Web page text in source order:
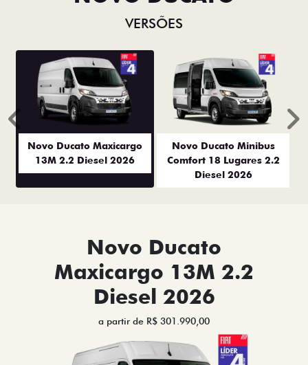
VERSÕES
Novo Ducato Maxicargo
13M 2.2 Diesel 2026
Novo Ducato Minibus
Comfort 18 Lugares 2.2
Diesel 2026
Anterior
Novo Ducato
Maxicargo 13M 2.2
Diesel 2026
a partir de R$ 301.990,00